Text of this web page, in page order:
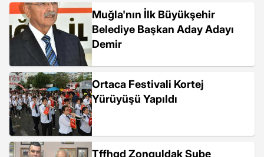
Muğla'nın İlk Büyükşehir
Belediye Başkan Aday Adayı
Demir
Ortaca Festivali Kortej
Yürüyüşü Yapıldı
Tffhgd Zonguldak Şube